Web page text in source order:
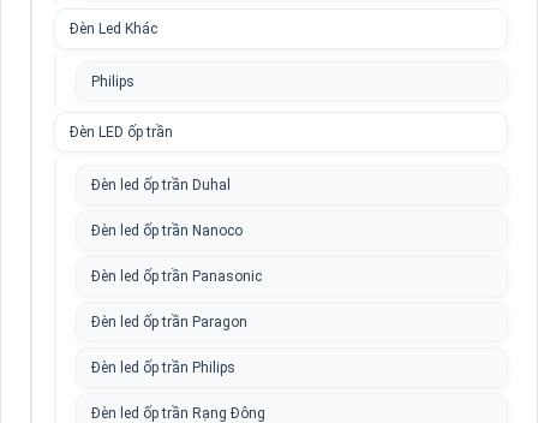
Đèn Led Khác
Philips
Đèn LED ốp trần
Đèn led ốp trần Duhal
Đèn led ốp trần Nanoco
Đèn led ốp trần Panasonic
Đèn led ốp trần Paragon
Đèn led ốp trần Philips
Đèn led ốp trần Rạng Đông